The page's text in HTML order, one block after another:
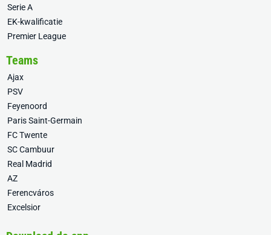
Serie A
EK-kwalificatie
Premier League
Teams
Ajax
PSV
Feyenoord
Paris Saint-Germain
FC Twente
SC Cambuur
Real Madrid
AZ
Ferencváros
Excelsior